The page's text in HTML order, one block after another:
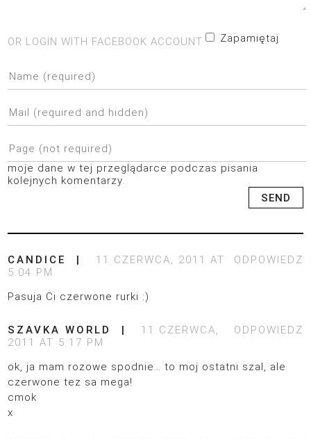
OR LOGIN WITH FACEBOOK ACCOUNT Zapamiętaj
moje dane w tej przeglądarce podczas pisania
kolejnych komentarzy.
ODPOWIEDZ
CANDICE
11 CZERWCA, 2011 AT
5:04 PM
Pasuja Ci czerwone rurki :)
ODPOWIEDZ
SZAVKA WORLD
11 CZERWCA,
2011 AT 5:17 PM
ok, ja mam rozowe spodnie… to moj ostatni szal, ale
czerwone tez sa mega!
cmok
x